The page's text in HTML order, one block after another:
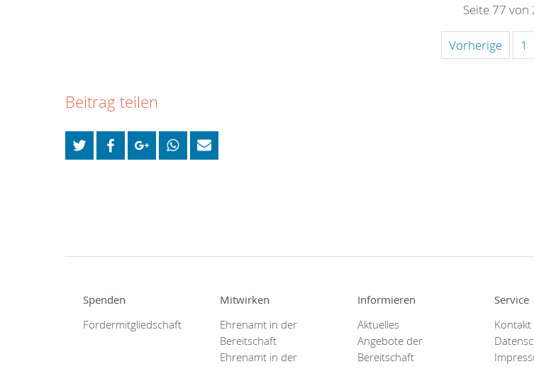
Seite 77 von
Vorherige 1
Beitrag teilen
Spenden
Fördermitgliedschaft
Mitwirken
Ehrenamt in der
Bereitschaft
Ehrenamt in der
Informieren
Aktuelles
Angebote der
Bereitschaft
Service
Kontakt